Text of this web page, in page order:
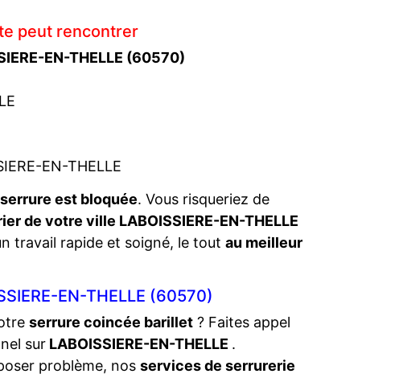
peut rencontrer
EN-THELLE (60570)
EN-THELLE
serrure est bloquée. Vous risqueriez de
de votre ville LABOISSIERE-EN-THELLE
travail rapide et soigné, le tout au meilleur
EN-THELLE (60570)
serrure coincée barillet ? Faites appel
sur LABOISSIERE-EN-THELLE .
problème, nos services de serrurerie